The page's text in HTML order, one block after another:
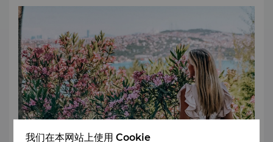
阿卡雷特勒街区 (Akaretler)
阿卡雷特勒距离香格里拉酒店仅约 5 分钟步程，聚集着许多设
计师精品店、别致餐厅以及城内一些颇具人气的时尚酒吧和会
所。
阿尔纳武特柯伊区 (Arnavutköy) 和贝贝克区 (Bebek)
阿尔纳武特柯伊和贝贝克是两处时尚的海滨区，魅力会所和高
Akbank Sanat 艺术中心旨在成为“永不止息的变革之地”，每
年举办逾 700 场活动，包括展览、现代舞表演、音乐会、学术
研讨会、儿童研学活动和电影放映式。
伊斯坦布尔现代艺术博物馆
该博物馆拥抱全球视野，广泛开展跨学科活动，收藏着众多现
当代艺术、摄影、设计、建筑和新媒体作品。
Sakıp Sabancı Museum 博物馆 (SSM)
我们在本网站上使用 Cookie